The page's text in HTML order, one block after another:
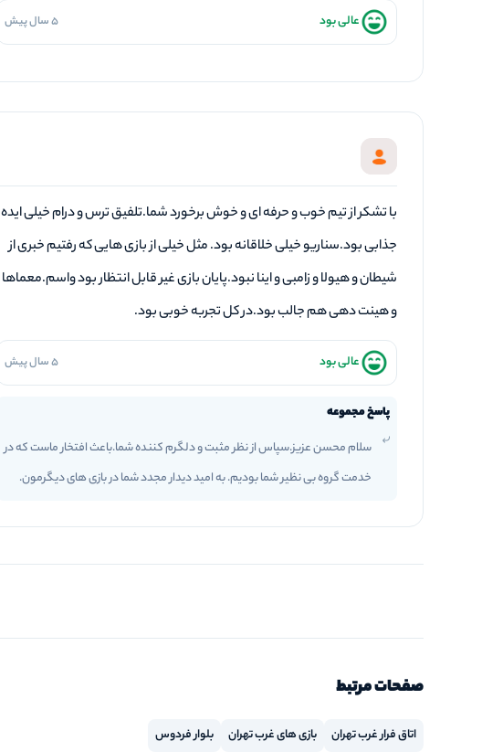
عالی بود 5 سال پیش
با تشکر از تیم خوب و حرفه ای و خوش برخورد شما.تلفیق ترس و درام خیلی ایده
جذابی بود.سناریو خیلی خلاقانه بود. مثل خیلی از بازی هایی که رفتیم خبری از
شیطان و هیولا و زامبی و اینا نبود.پایان بازی غیر قابل انتظار بود واسم.معماها
و هینت دهی هم جالب بود.در کل تجربه خوبی بود.
عالی بود 5 سال پیش
پاسخ مجموعه
سلام محسن عزیز.سپاس از نظر مثبت و دلگرم کننده شما.باعث افتخار ماست که در
خدمت گروه بی نظیر شما بودیم‌. به امید دیدار مجدد شما در بازی های دیگرمون.
صفحات مرتبط
اتاق فرار غرب تهران بازی های غرب تهران بلوار فردوس